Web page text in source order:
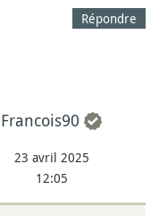
Répondre
Francois90
23 avril 2025
12:05